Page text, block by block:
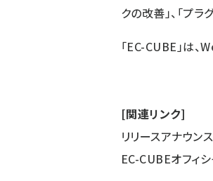
クの改善」、「プ
「EC-CUBE」は、
[関連リンク]
リリースアナウンス
EC-CUBEオフィ